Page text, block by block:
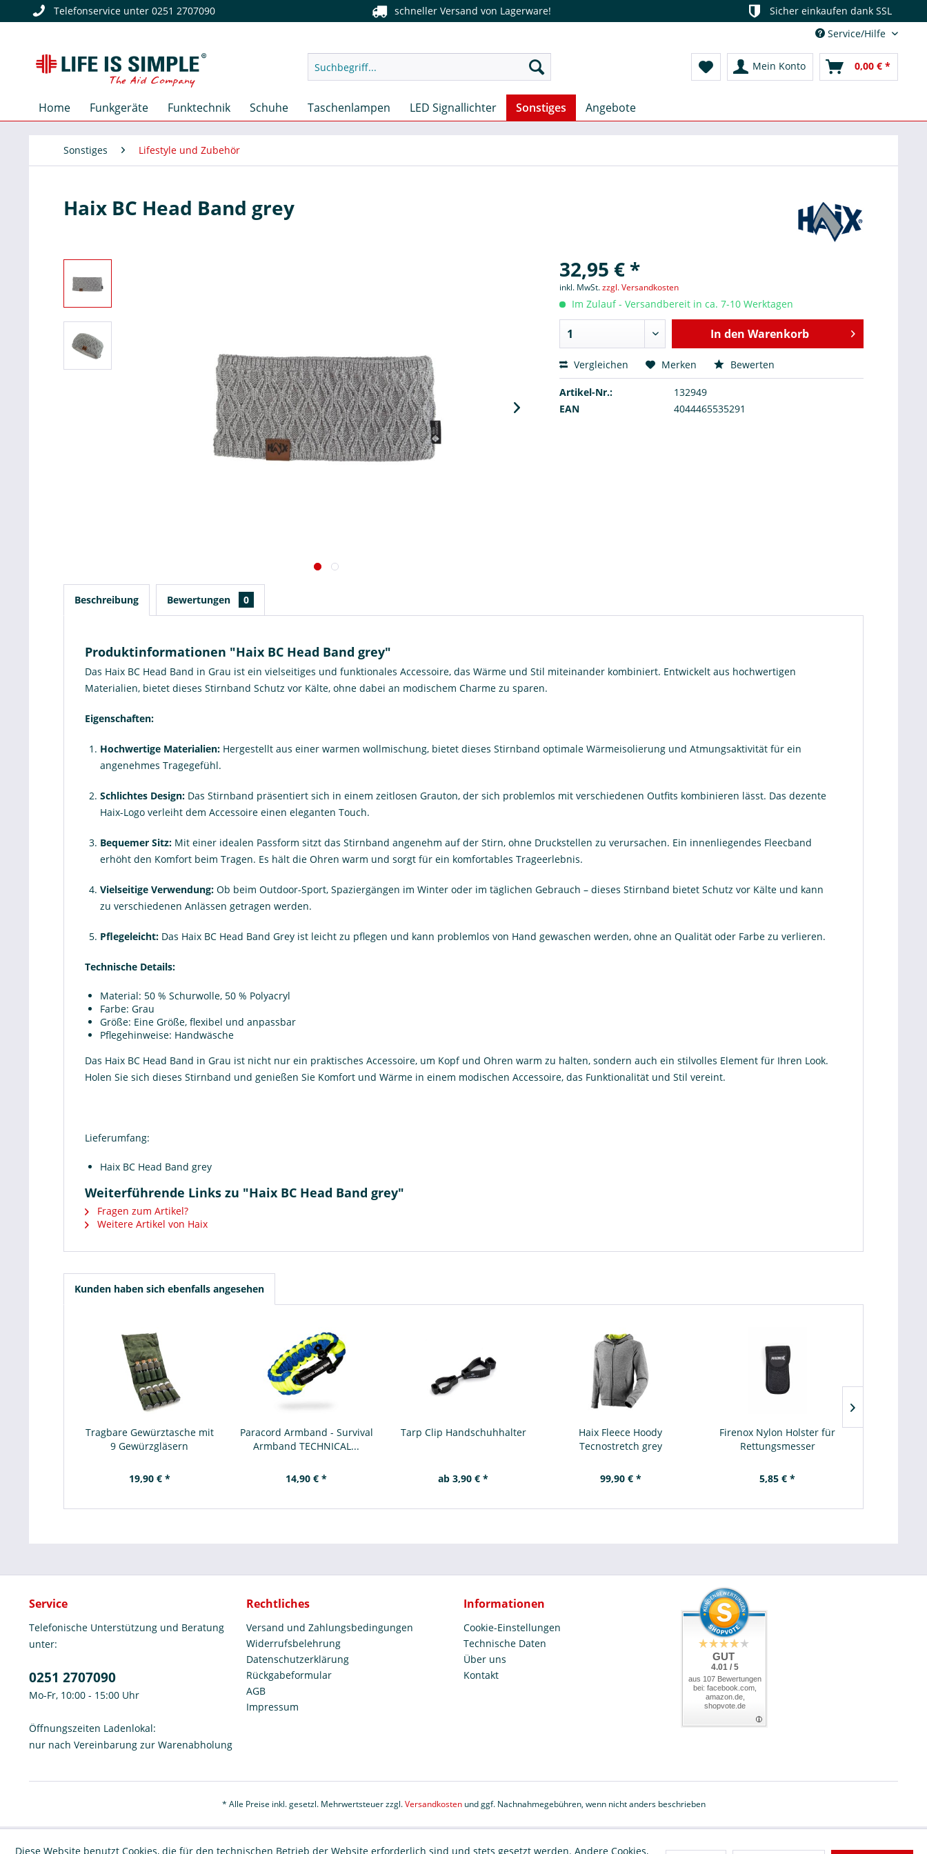
Telefonservice unter 0251 2707090 schneller Versand von Lagerware!
Sicher einkaufen dank SSL
Service/Hilfe
Mein Konto 0,00 € *
Home Funkgeräte Funktechnik Schuhe Taschenlampen LED Signallichter Sonstiges Angebote
Sonstiges Lifestyle und Zubehör
Haix BC Head Band grey
32,95 € *
inkl. MwSt.zzgl. Versandkosten
Im Zulauf - Versandbereit in ca. 7-10 Werktagen
In den Warenkorb
Vergleichen Merken Bewerten
Artikel-Nr.:
132949
EAN
4044465535291
Beschreibung Bewertungen 0
Produktinformationen "Haix BC Head Band grey"
Das Haix BC Head Band in Grau ist ein vielseitiges und funktionales Accessoire, das Wärme und Stil miteinander kombiniert. Entwickelt aus hochwertigen
Materialien, bietet dieses Stirnband Schutz vor Kälte, ohne dabei an modischem Charme zu sparen.
Eigenschaften:
Hochwertige Materialien: Hergestellt aus einer warmen wollmischung, bietet dieses Stirnband optimale Wärmeisolierung und Atmungsaktivität für ein
angenehmes Tragegefühl.
Schlichtes Design: Das Stirnband präsentiert sich in einem zeitlosen Grauton, der sich problemlos mit verschiedenen Outfits kombinieren lässt. Das dezente
Haix-Logo verleiht dem Accessoire einen eleganten Touch.
Bequemer Sitz: Mit einer idealen Passform sitzt das Stirnband angenehm auf der Stirn, ohne Druckstellen zu verursachen. Ein innenliegendes Fleecband
erhöht den Komfort beim Tragen. Es hält die Ohren warm und sorgt für ein komfortables Trageerlebnis.
Vielseitige Verwendung: Ob beim Outdoor-Sport, Spaziergängen im Winter oder im täglichen Gebrauch – dieses Stirnband bietet Schutz vor Kälte und kann
zu verschiedenen Anlässen getragen werden.
Pflegeleicht: Das Haix BC Head Band Grey ist leicht zu pflegen und kann problemlos von Hand gewaschen werden, ohne an Qualität oder Farbe zu verlieren.
Technische Details:
Material: 50 % Schurwolle, 50 % Polyacryl
Farbe: Grau
Größe: Eine Größe, flexibel und anpassbar
Pflegehinweise: Handwäsche
Das Haix BC Head Band in Grau ist nicht nur ein praktisches Accessoire, um Kopf und Ohren warm zu halten, sondern auch ein stilvolles Element für Ihren Look.
Holen Sie sich dieses Stirnband und genießen Sie Komfort und Wärme in einem modischen Accessoire, das Funktionalität und Stil vereint.
Lieferumfang:
Haix BC Head Band grey
Weiterführende Links zu "Haix BC Head Band grey"
Fragen zum Artikel?
Weitere Artikel von Haix
Kunden haben sich ebenfalls angesehen
Tragbare Gewürztasche mit
9 Gewürzgläsern
19,90 € *
Paracord Armband - Survival
Armband TECHNICAL...
14,90 € *
Tarp Clip Handschuhhalter
ab 3,90 € *
Haix Fleece Hoody
Tecnostretch grey
99,90 € *
Firenox Nylon Holster für
Rettungsmesser
5,85 € *
Service
Telefonische Unterstützung und Beratung
unter:
0251 2707090
Mo-Fr, 10:00 - 15:00 Uhr
Öffnungszeiten Ladenlokal:
nur nach Vereinbarung zur Warenabholung
Rechtliches
Versand und Zahlungsbedingungen
Widerrufsbelehrung
Datenschutzerklärung
Rückgabeformular
AGB
Impressum
Informationen
Cookie-Einstellungen
Technische Daten
Über uns
Kontakt
GUT
4.01 / 5
aus 107 Bewertungen
bei: facebook.com,
amazon.de,
shopvote.de
* Alle Preise inkl. gesetzl. Mehrwertsteuer zzgl.Versandkostenund ggf. Nachnahmegebühren, wenn nicht anders beschrieben
Diese Website benutzt Cookies, die für den technischen Betrieb der Website erforderlich sind und stets gesetzt werden. Andere Cookies,